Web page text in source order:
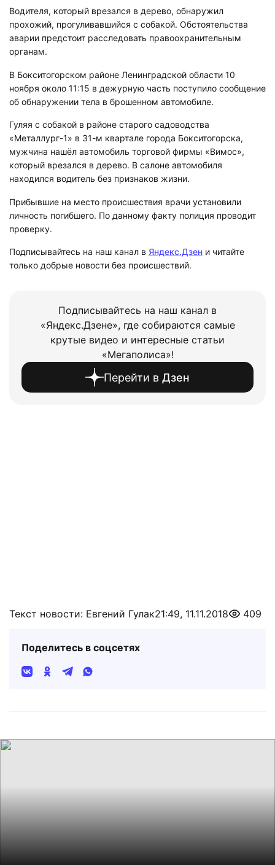
Водителя, который врезался в дерево, обнаружил
прохожий, прогуливавшийся с собакой. Обстоятельства
аварии предстоит расследовать правоохранительным
органам.
В Бокситогорском районе Ленинградской области 10
ноября около 11:15 в дежурную часть поступило сообщение
об обнаружении тела в брошенном автомобиле.
Гуляя с собакой в районе старого садоводства
«Металлург-1» в 31-м квартале города Бокситогорска,
мужчина нашёл автомобиль торговой фирмы «Вимос»,
который врезался в дерево. В салоне автомобиля
находился водитель без признаков жизни.
Прибывшие на место происшествия врачи установили
личность погибшего. По данному факту полиция проводит
проверку.
Подписывайтесь на наш канал в Яндекс.Дзен и читайте
только добрые новости без происшествий.
Подписывайтесь на наш канал в
«Яндекс.Дзене», где собираются самые
крутые видео и интересные статьи
«Мегаполиса»!
Перейти в Дзен
Текст новости: Евгений Гулак21:49, 11.11.2018 409
Поделитесь в соцсетях